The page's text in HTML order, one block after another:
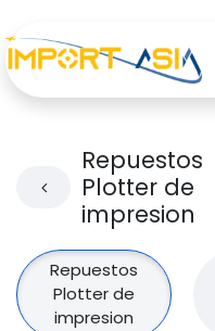
Repuestos
Plotter de
impresion
Repuestos
Plotter de
impresion